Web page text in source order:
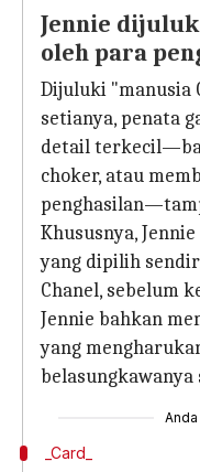
Jennie
oleh para
Dijuluki "manusia
setianya, penata
detail
choker, atau
Khususnya,
yang dipilih
Chanel, sebelum
Jennie bahkan
yang
belasungkawanya
_Card_